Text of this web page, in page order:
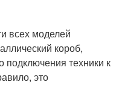
всех моделей
короб,
подключения техники к
это